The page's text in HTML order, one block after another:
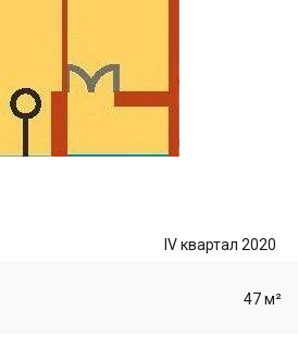
IV квартал 2020
47 м²